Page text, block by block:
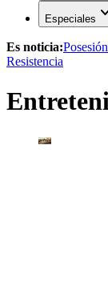
Especiales
Es noticia:
Resistencia